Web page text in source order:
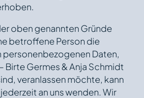
oben genannten Gründe
betroffene Person die
personenbezogenen Daten,
Birte Germes & Anja Schmidt
veranlassen möchte, kann
an uns wenden. Wir